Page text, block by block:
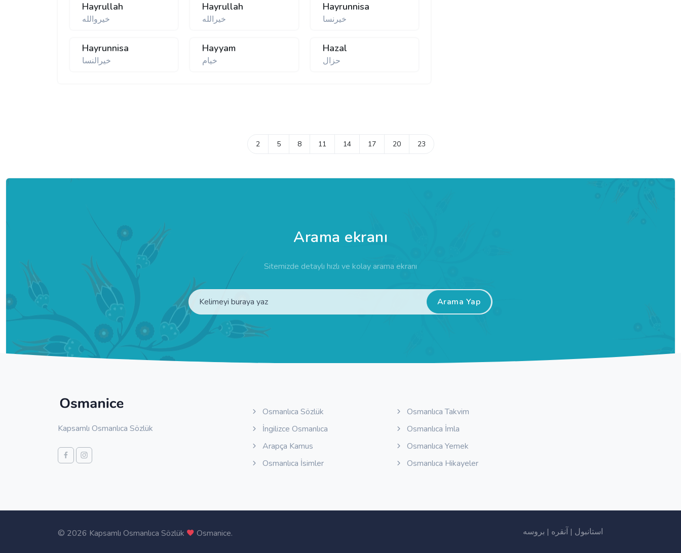
Hayrullah
خیروالله
Hayrullah
خیرالله
Hayrunnisa
خیرنسا
Hayrunnisa
خیرالنسا
Hayyam
خیام
Hazal
حزال
2 5 8 11 14 17 20 23
Arama ekranı
Sitemizde detaylı hızlı ve kolay arama ekranı
Arama Yap
Kapsamlı Osmanlıca Sözlük
Osmanlıca Sözlük
İngilizce Osmanlıca
Arapça Kamus
Osmanlıca İsimler
Osmanlıca Takvim
Osmanlıca İmla
Osmanlıca Yemek
Osmanlıca Hikayeler
© 2026 Kapsamlı Osmanlıca Sözlük Osmanice. استانبول | آنقره | بروسه